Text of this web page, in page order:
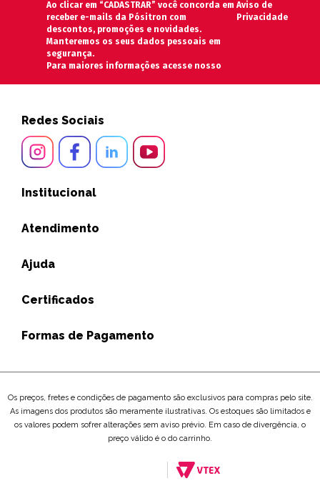
Ao clicar em “CADASTRAR” você concorda em
receber e-mails da Pósitron com
descontos, promoções e novidades.
Manteremos os seus dados pessoais em
segurança.
Para maiores informações acesse nosso
Aviso de
Privacidade
Redes Sociais
Institucional
Atendimento
Ajuda
Certificados
Formas de Pagamento
Os preços, fretes e condições de pagamento são exclusivos para compras pelo site.
As imagens dos produtos são meramente ilustrativas. Os estoques são limitados e
os valores podem sofrer alterações sem aviso prévio. Em caso de divergência, o
preço válido é o do carrinho.